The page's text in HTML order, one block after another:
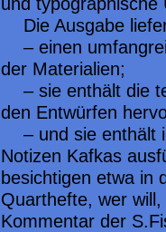
Die Ausgabe
– einen
der Materialien;
– sie enthält die
den Entwürfen
– und sie enthält
Notizen Kafkas
besichtigen etwa in
Quarthefte, wer
Kommentar der